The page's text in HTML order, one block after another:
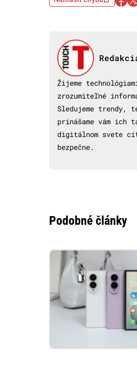
Žijeme
zrozumiteľné
Sledujeme trendy,
prinášame vám ich
digitálnom svete
bezpečne.
Podobné články